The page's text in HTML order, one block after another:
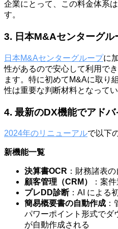
企業にとって、この料金体系
す。
3. 日本M&Aセンターグル
日本M&Aセンターグループに
性があるので安心して利用で
ます。特に初めてM&Aに取り
性は重要な判断材料となってい
4. 最新のDX機能でアド
2024年のリニューアルで以下
新機能一覧
決算書OCR ：財務諸表
顧客管理（CRM）
：案
プレDD診断：AI による
簡易概要書の自動作成
パワーポイント形式でダ
が自動作成される